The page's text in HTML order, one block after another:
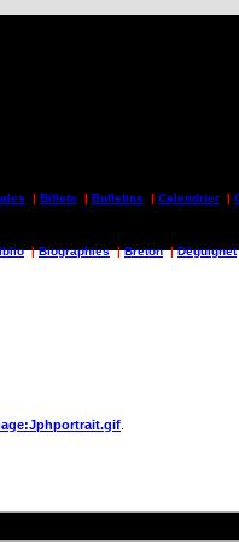
| Billets | Bulletins | Calendrier |
| Biographies | Breton | Déguignet